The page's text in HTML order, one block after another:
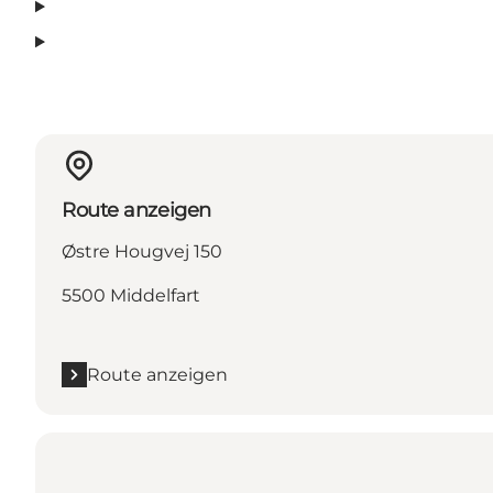
Route anzeigen
Østre Hougvej 150
5500 Middelfart
Route anzeigen